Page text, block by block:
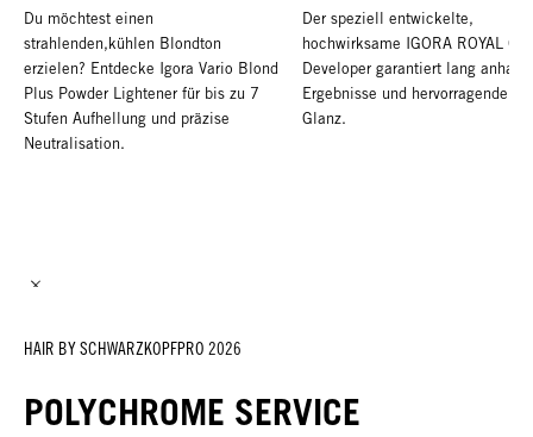
Du möchtest einen
strahlenden,kühlen Blondton
erzielen? Entdecke Igora Vario Blond
Plus Powder Lightener für bis zu 7
Stufen Aufhellung und präzise
Neutralisation.
Der speziell entwickelte,
hochwirksame IGORA ROYAL Oil
Developer garantiert lang
Ergebnisse und hervorragenden
Glanz.
HAIR BY SCHWARZKOPFPRO 2026
POLYCHROME SERVICE